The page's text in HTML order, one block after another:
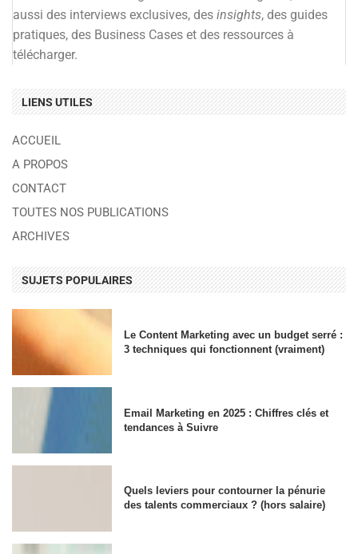
aussi des interviews exclusives, des insights, des guides
pratiques, des Business Cases et des ressources à
télécharger.
LIENS UTILES
ACCUEIL
A PROPOS
CONTACT
TOUTES NOS PUBLICATIONS
ARCHIVES
SUJETS POPULAIRES
Le Content Marketing avec un budget serré :
3 techniques qui fonctionnent (vraiment)
Email Marketing en 2025 : Chiffres clés et
tendances à Suivre
Quels leviers pour contourner la pénurie
des talents commerciaux ? (hors salaire)